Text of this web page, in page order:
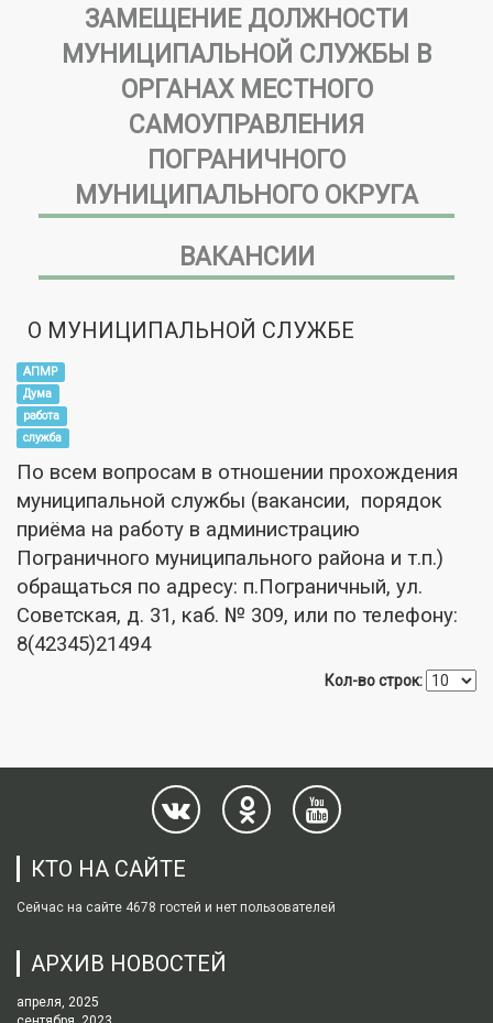
ЗАМЕЩЕНИЕ ДОЛЖНОСТИ
МУНИЦИПАЛЬНОЙ СЛУЖБЫ В
ОРГАНАХ МЕСТНОГО
САМОУПРАВЛЕНИЯ
ПОГРАНИЧНОГО
МУНИЦИПАЛЬНОГО ОКРУГА
ВАКАНСИИ
О МУНИЦИПАЛЬНОЙ СЛУЖБЕ
АПМР
Дума
работа
служба
По всем вопросам в отношении прохождения
муниципальной службы (вакансии, порядок
приёма на работу в администрацию
Пограничного муниципального района и т.п.)
обращаться по адресу: п.Пограничный, ул.
Советская, д. 31, каб. № 309, или по телефону:
8(42345)21494
Кол-во строк:
КТО НА САЙТЕ
Сейчас на сайте 4678 гостей и нет пользователей
АРХИВ НОВОСТЕЙ
апреля, 2025